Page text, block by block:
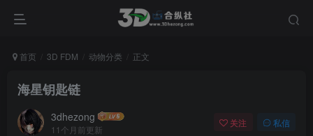
首页 3D FDM 动物分类 正文
海星钥匙链
3dhezong
11个月前更新
关注 私信